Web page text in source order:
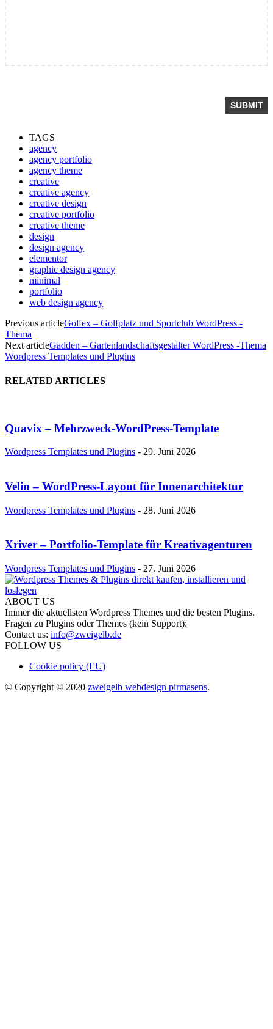
TAGS
agency
agency portfolio
agency theme
creative
creative agency
creative design
creative portfolio
creative theme
design
design agency
elementor
graphic design agency
minimal
portfolio
web design agency
Previous articleGolfex – Golfplatz und Sportclub WordPress -
Thema
Next articleGadden – Gartenlandschaftsgestalter WordPress -Thema
Wordpress Templates und Plugins
RELATED ARTICLES
Quavix – Mehrzweck-WordPress-Template
Wordpress Templates und Plugins - 29. Juni 2026
Velin – WordPress-Layout für Innenarchitektur
Wordpress Templates und Plugins - 28. Juni 2026
Xriver – Portfolio-Template für Kreativagenturen
Wordpress Templates und Plugins - 27. Juni 2026
ABOUT US
Immer die aktuellsten Wordpress Themes und die besten Plugins.
Fragen zu Plugins oder Themes (kein Support):
Contact us: info@zweigelb.de
FOLLOW US
Cookie policy (EU)
© Copyright © 2020 zweigelb webdesign pirmasens.